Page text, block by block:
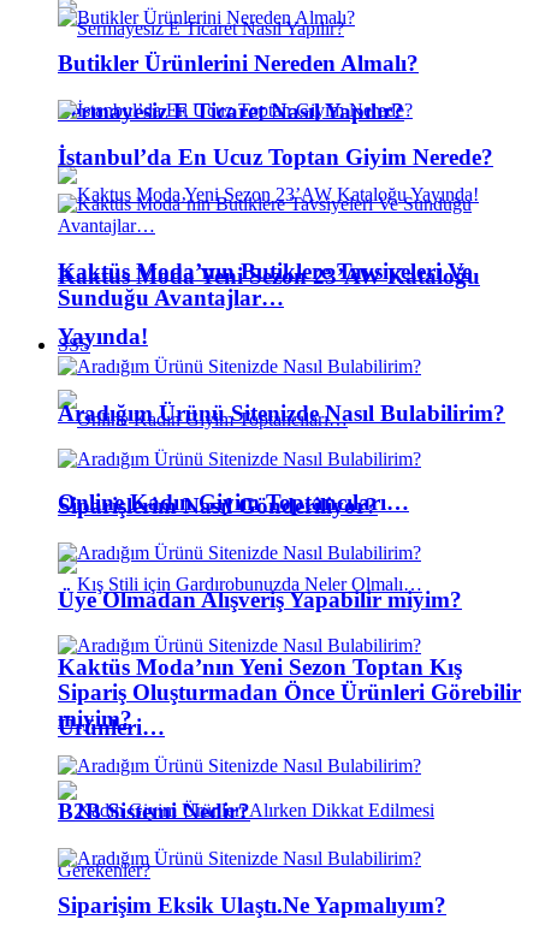
Sermayesiz E Ticaret Nasıl Yapılır?
Kaktus Moda Yeni Sezon 23’AW Kataloğu
Yayında!
Online Kadın Giyim Toptancıları…
Kaktüs Moda’nın Yeni Sezon Toptan Kış
Ürünleri…
Butikler Ürünlerini Nereden Almalı?
İstanbul’da En Ucuz Toptan Giyim Nerede?
Kaktüs Moda’nın Butiklere Tavsiyeleri Ve
Sunduğu Avantajlar…
SSS
Aradığım Ürünü Sitenizde Nasıl Bulabilirim?
Siparişlerim Nasıl Gönderiliyor?
Üye Olmadan Alışveriş Yapabilir miyim?
Sipariş Oluşturmadan Önce Ürünleri Görebilir
miyim?
B2B Sistemi Nedir?
Siparişim Eksik Ulaştı.Ne Yapmalıyım?